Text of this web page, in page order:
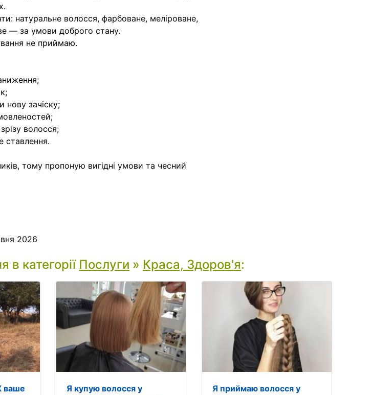
натуральне волосся, фарбоване, меліроване,
— за умови доброго стану.
не приймаю.
нову зачіску;
волосся;
ставлення.
тому пропоную вигідні умови та чесний
2026
в категорії Послуги » Краса, Здоров'я:
ваше
Я купую волосся у
Я приймаю волосся у